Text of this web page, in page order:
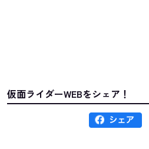
仮面ライダーWEBをシェア！